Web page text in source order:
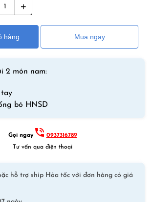
hàng Mua ngay
2 món nam:
bó HNSD
Gọi ngay
0937316789
Tư vấn qua điện thoại
hỗ trợ ship Hỏa tốc với đơn hàng có giá